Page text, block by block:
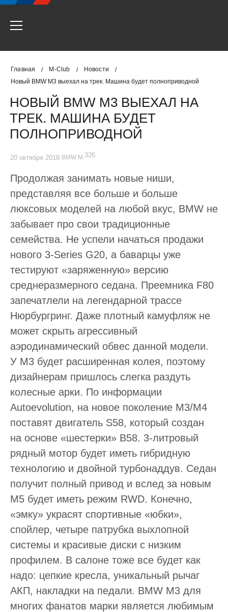
Главная / M-Club / Новости
/
Новый BMW M3 выехал на трек. Машина будет полноприводной
НОВЫЙ BMW M3 ВЫЕХАЛ НА
ТРЕК. МАШИНА БУДЕТ
ПОЛНОПРИВОДНОЙ
20 октября 2018· BMW M.326
Продолжая занимать новые ниши,
представляя все больше и больше
люксовых моделей на любой вкус, BMW не
забывает про свои традиционные
семейства. Не успели начаться продажи
нового 3-Series G20, а баварцы уже
тестируют «заряженную» версию
среднеразмерного седана. Преемника F80
запечатлели на легендарной трассе
Нюрбургринг. Даже плотный камуфляж не
может скрыть агрессивный
аэродинамический обвес данной модели.
У М3 будет расширенная колея, поэтому
дизайнерам пришлось слегка раздуть
колесные арки. По информации
Autoevolution, на новое поколение М3/M4
поставят двигатель S58, который создан
на основе «шестерки» B58. 3-литровый
рядный мотор будет иметь гибридную
технологию и двойной турбонаддув. Седан
получит полный привод и вслед за новым
М5 будет иметь режим RWD. Конечно,
«эмку» украсят спортивные «юбки»,
спойлер, четыре патрубка выхлопной
системы и красивые диски с низким
профилем. В салоне тоже все будет как
надо: цепкие кресла, уникальный рычаг
АКП, накладки на педали. BMW M3 для
многих фанатов марки является любимым